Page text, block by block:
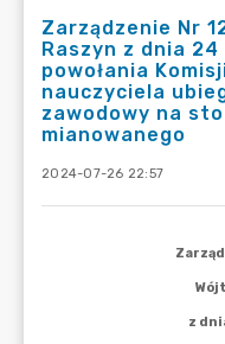
Zarządzenie Nr
Raszyn z dnia
powołania
nauczyciela
zawodowy na
mianowanego
2024-07-26 22:57